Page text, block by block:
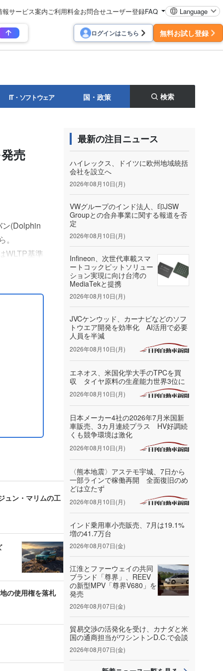
報サービス案内 ご利用料金お問合せユーザー登録FAQ Language
ログインはこちら 無料お試し登録
IT・ソフトウェア 国・政策 検索
売
ン(Dolphin
WLTP基準
ュン・マリムの工
の使用権を落札
最新の注目ニュース
ハイレックス、ドイツに欧州地域統括
会社を設立へ
2026年08月10日(月)
VWグループのインド法人、印JSW
Groupとの合弁事業に関する報道を否
定
2026年08月10日(月)
Infineon、次世代車載スマ
ートコックピットソリュー
ション実現に向け台湾の
MediaTekと提携
2026年08月10日(月)
JVCケンウッド、カーナビなどのソフ
トウエア開発を効率化 AI活用で必要
人員を半減
2026年08月10日(月)
エネオス、米国化学大手のTPCを買
収 タイヤ原料の生産能力世界3位に
2026年08月10日(月)
日本メーカー4社の2026年7月米国新
車販売、3カ月連続プラス HV好調続
くも競争環境は激化
2026年08月10日(月)
〈熊本地震〉アステモ宇城、7日から
一部ラインで稼働再開 全面復旧のめ
どは立たず
2026年08月10日(月)
インド乗用車小売販売、7月は19.1%
増の41.7万台
2026年08月07日(金)
江淮とファーウェイの共同
ブランド「尊界」、REEV
の新型MPV「尊界V680」を
発売
2026年08月07日(金)
貿易交渉の活発化を受け、カナダと米
国の通商担当がワシントンD.C.で会談
2026年08月07日(金)